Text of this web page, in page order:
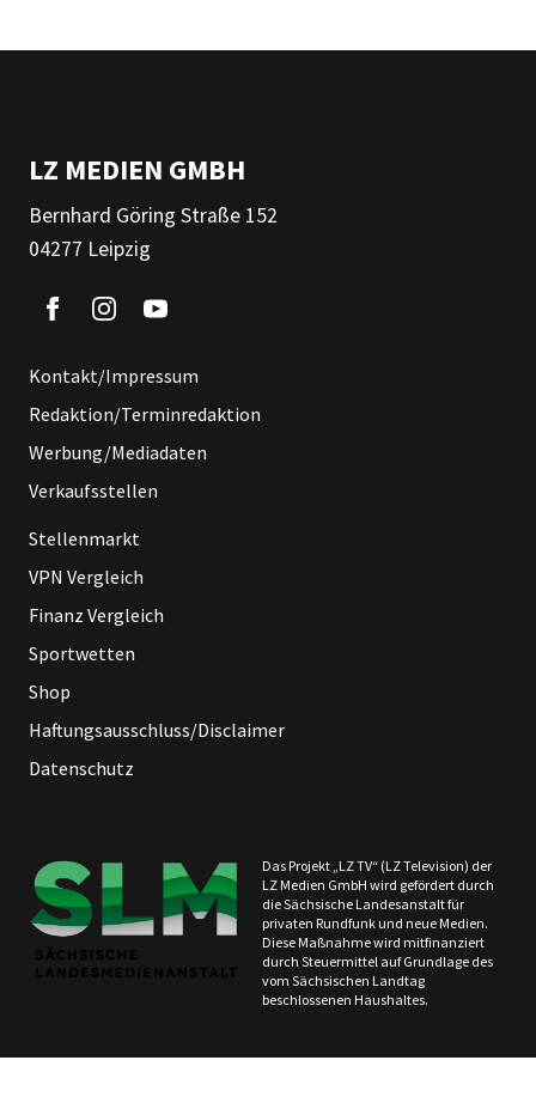
LZ MEDIEN GMBH
Bernhard Göring Straße 152
04277 Leipzig
Kontakt/Impressum
Redaktion/Terminredaktion
Werbung/Mediadaten
Verkaufsstellen
Stellenmarkt
VPN Vergleich
Finanz Vergleich
Sportwetten
Shop
Haftungsausschluss/Disclaimer
Datenschutz
Das Projekt „LZ TV“ (LZ Television) der
LZ Medien GmbH wird gefördert durch
die Sächsische Landesanstalt für
privaten Rundfunk und neue Medien.
Diese Maßnahme wird mitfinanziert
durch Steuermittel auf Grundlage des
vom Sächsischen Landtag
beschlossenen Haushaltes.